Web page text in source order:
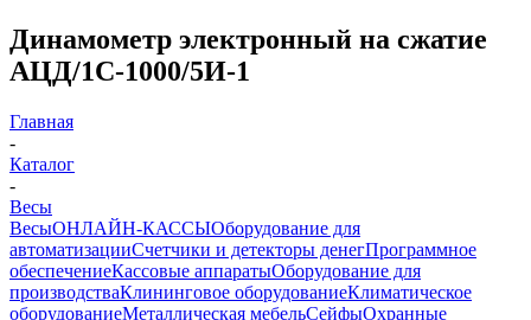
Динамометр электронный на сжатие
АЦД/1С-1000/5И-1
Главная
-
Каталог
-
Весы
ВесыОНЛАЙН-КАССЫОборудование для
автоматизацииСчетчики и детекторы денегПрограммное
обеспечениеКассовые аппаратыОборудование для
производстваКлининговое оборудованиеКлиматическое
оборудованиеМеталлическая мебельСейфыОхранные